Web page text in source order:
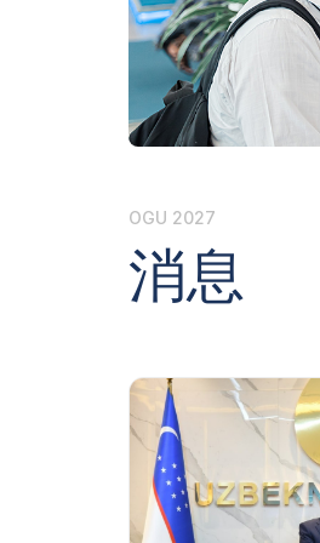
OGU 2027
消息